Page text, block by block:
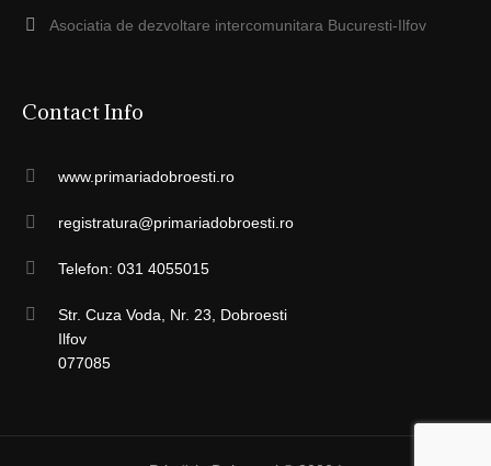
Asociatia de dezvoltare intercomunitara Bucuresti-Ilfov
Contact Info
www.primariadobroesti.ro
registratura@primariadobroesti.ro
Telefon: 031 4055015
Str. Cuza Voda, Nr. 23, Dobroesti
Ilfov
077085